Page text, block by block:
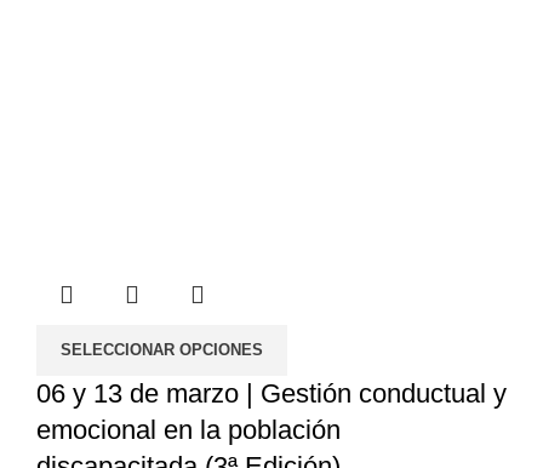
SELECCIONAR OPCIONES
06 y 13 de marzo | Gestión conductual y
emocional en la población